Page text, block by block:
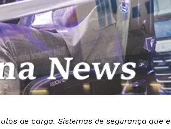
de carga. Sistemas de segurança que